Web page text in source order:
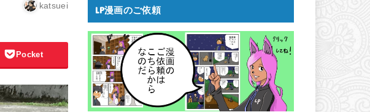
katsuei
Pocket
LP漫画のご依頼